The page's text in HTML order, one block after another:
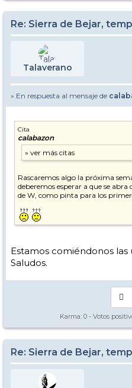
Re: Sierra de Bejar,
Talaverano
» En respuesta al mensaje de
Cita
calabazon
Rascaremos algo la próxima
deberemos esperar a que se
de W, como pinta para los
Estamos comiéndonos las
Saludos.
Karma: 0 - Votos
Re: Sierra de Bejar,